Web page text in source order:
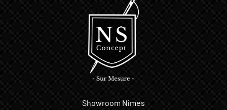
Showroom Nîmes